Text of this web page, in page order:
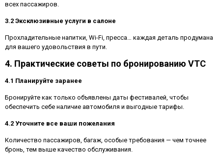
всех пассажиров.
3.2 Эксклюзивные услуги в салоне
Прохладительные напитки, Wi-Fi, пресса… каждая деталь продумана
для вашего удовольствия в пути.
4. Практические советы по бронированию VTC
4.1 Планируйте заранее
Бронируйте как только объявлены даты фестивалей, чтобы
обеспечить себе наличие автомобиля и выгодные тарифы.
4.2 Уточните все ваши пожелания
Количество пассажиров, багаж, особые требования — чем точнее
бронь, тем выше качество обслуживания.